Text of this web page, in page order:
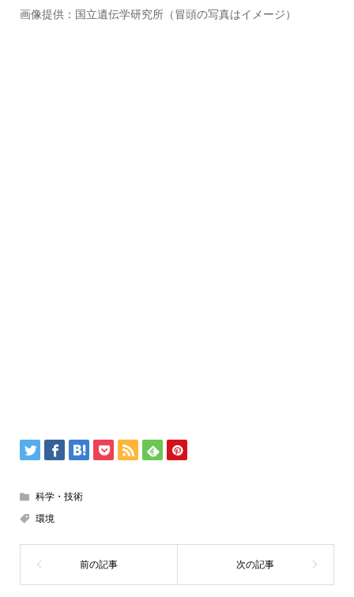
画像提供：国立遺伝学研究所（冒頭の写真はイメージ）
科学・技術
環境